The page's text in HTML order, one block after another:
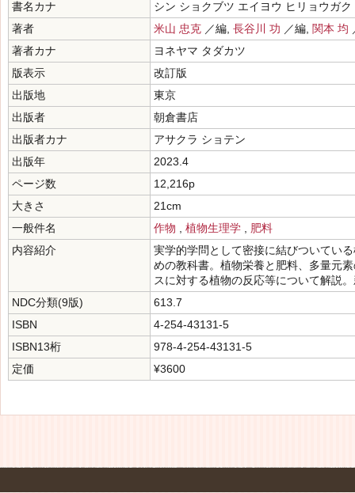
書名カナ
シン ショクブツ エイヨウ ヒリョウガク
著者
米山 忠克 ／編, 長谷川 功 ／編, 関本 均
著者カナ
ヨネヤマ タダカツ
版表示
改訂版
出版地
東京
出版者
朝倉書店
出版者カナ
アサクラ ショテン
出版年
2023.4
ページ数
12,216p
大きさ
21cm
一般件名
作物 植物生理学
肥料
内容紹介
実学的学問として密接に結びついてい
めの教科書。植物栄養と肥料、多量元
スに対する植物の反応等について解説
NDC分類(9版)
613.7
ISBN
4-254-43131-5
ISBN13桁
978-4-254-43131-5
定価
¥3600